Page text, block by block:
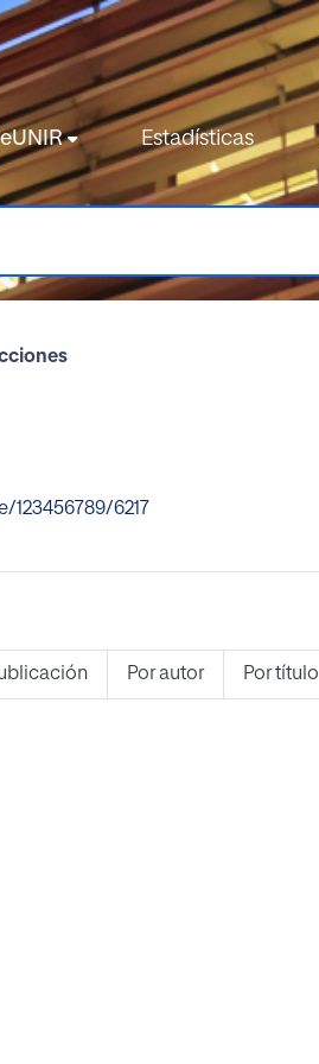
Estadísticas
123456789/6217
Por autor Por título